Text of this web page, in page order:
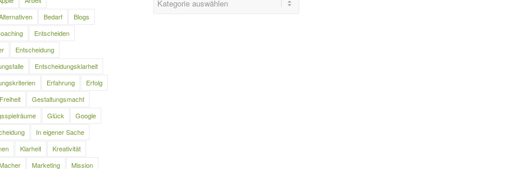
Bedarf
Blogs
Entscheiden
Entscheidung
Entscheidungsklarheit
Erfahrung
Erfolg
Freiheit
Gestaltungsmacht
Glück
Google
In eigener Sache
Klarheit
Kreativität
Marketing Mission